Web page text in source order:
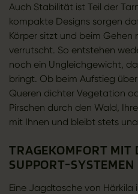
Auch Stabilität ist Teil der
kompakte Designs sorgen
Körper sitzt und beim
verrutscht. So entstehen
noch ein Ungleichgewicht,
bringt. Ob beim Aufstieg
Queren dichter Vegetation
Pirschen durch den Wald,
mit Ihnen und bleibt stets
TRAGEKOMFORT MIT
SUPPORT-SYSTEMEN
Eine Jagdtasche von Härkila